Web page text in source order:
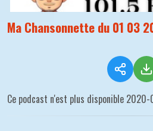
Ma Chansonnette du 01 03
Ce podcast n'est plus disponible